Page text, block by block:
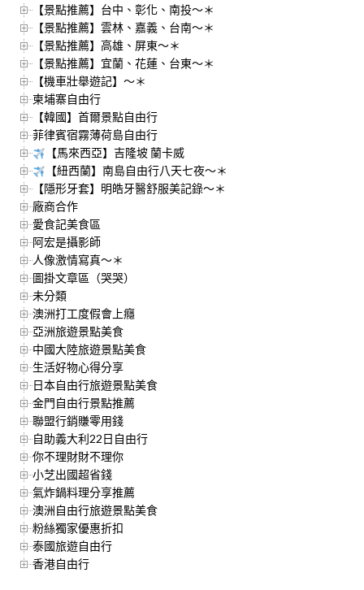
【景點推薦】台中、彰化、南投～＊
【景點推薦】雲林、嘉義、台南～＊
【景點推薦】高雄、屏東～＊
【景點推薦】宜蘭、花蓮、台東～＊
【機車壯舉遊記】～＊
柬埔寨自由行
【韓國】首爾景點自由行
菲律賓宿霧薄荷島自由行
【馬來西亞】吉隆坡 蘭卡威
【紐西蘭】南島自由行八天七夜～＊
【隱形牙套】明皓牙醫舒服美記錄～＊
廠商合作
愛食記美食區
阿宏是攝影師
人像激情寫真～＊
圖掛文章區（哭哭）
未分類
澳洲打工度假會上癮
亞洲旅遊景點美食
中國大陸旅遊景點美食
生活好物心得分享
日本自由行旅遊景點美食
金門自由行景點推薦
聯盟行銷賺零用錢
自助義大利22日自由行
你不理財財不理你
小芝出國超省錢
氣炸鍋料理分享推薦
澳洲自由行旅遊景點美食
粉絲獨家優惠折扣
泰國旅遊自由行
香港自由行